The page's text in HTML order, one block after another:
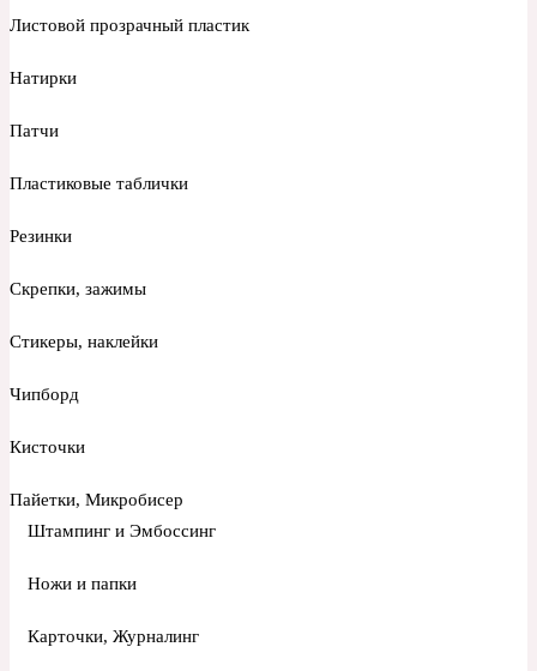
Листовой прозрачный пластик
Натирки
Патчи
Пластиковые таблички
Резинки
Скрепки, зажимы
Стикеры, наклейки
Чипборд
Кисточки
Пайетки, Микробисер
Штампинг и Эмбоссинг
Ножи и папки
Карточки, Журналинг